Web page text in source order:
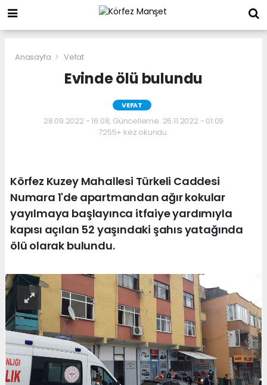
Anasayfa Vefat
Evinde ölü bulundu
VEFAT
28.09.2022 - 16:08, Güncelleme: 26.11.2022 - 01:09
7255+ kez okundu.
Körfez Kuzey Mahallesi Türkeli Caddesi
Numara 1'de apartmandan ağır kokular
yayılmaya başlayınca itfaiye yardımıyla
kapısı açılan 52 yaşındaki şahıs yatağında
ölü olarak bulundu.